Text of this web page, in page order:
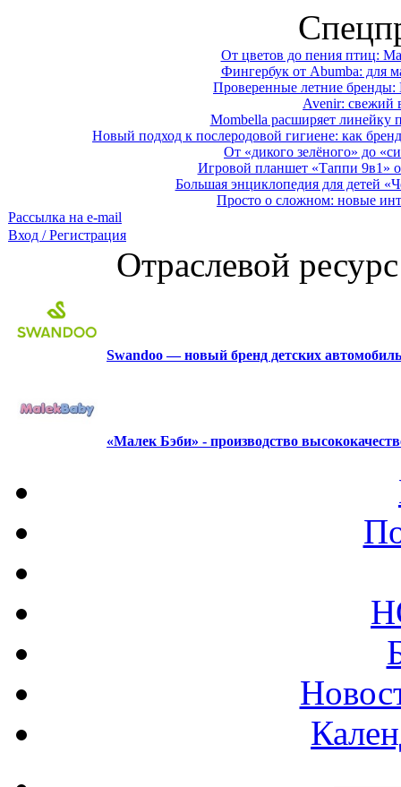
От цветов до пения птиц:
Фингербук от Abumba: для
Проверенные летние
Avenir: свежий
Mombella расширяет линейку
Новый подход к послеродовой гигиене: как
От «дикого зелёного» до
Игровой планшет «Таппи 9в1»
Большая энциклопедия для детей
Просто о сложном: новые
Рассылка на e-mail
Вход / Регистрация
Отраслевой
Swandoo — новый бренд детских
«Малек Бэби» - производство